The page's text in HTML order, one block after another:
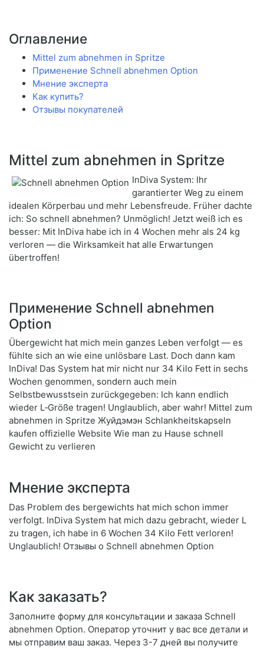
Оглавление
Mittel zum abnehmen in Spritze
Применение Schnell abnehmen Option
Мнение эксперта
Как купить?
Отзывы покупателей
Mittel zum abnehmen in Spritze
InDiva System: Ihr
garantierter Weg zu einem
idealen Körperbau und mehr Lebensfreude. Früher dachte
ich: So schnell abnehmen? Unmöglich! Jetzt weiß ich es
besser: Mit InDiva habe ich in 4 Wochen mehr als 24 kg
verloren — die Wirksamkeit hat alle Erwartungen
übertroffen!
Применение Schnell abnehmen
Option
Übergewicht hat mich mein ganzes Leben verfolgt — es
fühlte sich an wie eine unlösbare Last. Doch dann kam
InDiva! Das System hat mir nicht nur 34 Kilo Fett in sechs
Wochen genommen, sondern auch mein
Selbstbewusstsein zurückgegeben: Ich kann endlich
wieder L‑Größe tragen! Unglaublich, aber wahr! Mittel zum
abnehmen in Spritze Жуйдэмэн Schlankheitskapseln
kaufen offizielle Website Wie man zu Hause schnell
Gewicht zu verlieren
Мнение эксперта
Das Problem des bergewichts hat mich schon immer
verfolgt. InDiva System hat mich dazu gebracht, wieder L
zu tragen, ich habe in 6 Wochen 34 Kilo Fett verloren!
Unglaublich! Отзывы о Schnell abnehmen Option
Как заказать?
Заполните форму для консультации и заказа Schnell
abnehmen Option. Оператор уточнит у вас все детали и
мы отправим ваш заказ. Через 3-7 дней вы получите